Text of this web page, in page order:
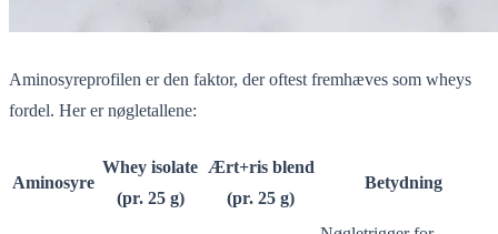
Aminosyreprofilen er den faktor, der oftest fremhæves som wheys
fordel. Her er nøgletallene:
Aminosyre
Whey isolate
(pr. 25 g)
Ært+ris blend
(pr. 25 g)
Betydning